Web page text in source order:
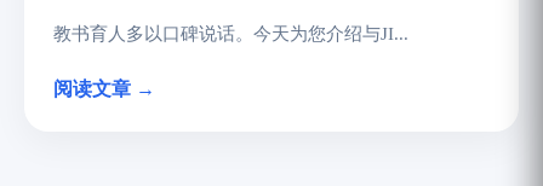
教书育人多以口碑说话。今天为您介绍与JI...
阅读文章 →